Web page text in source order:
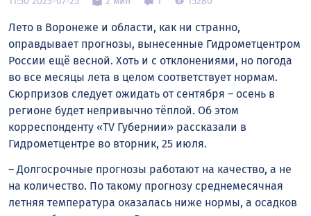
Лето в Воронеже и области, как ни странно,
оправдывает прогнозы, вынесенные Гидрометцентром
России ещё весной. Хоть и с отклонениями, но погода
во все месяцы лета в целом соответствует нормам.
Сюрпризов следует ожидать от сентября – осень в
регионе будет непривычно тёплой. Об этом
корреспонденту «TV Губернии» рассказали в
Гидрометцентре во вторник, 25 июля.
– Долгосрочные прогнозы работают на качество, а не
на количество. По такому прогнозу среднемесячная
летняя температура оказалась ниже нормы, а осадков